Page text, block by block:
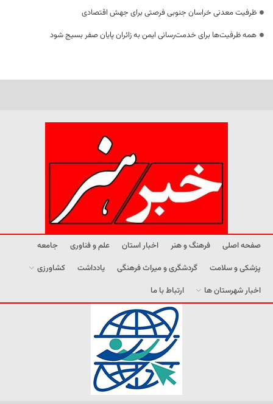
ظرفیت معدنی خراسان جنوبی فرصتی برای جهش اقتصادی
همه ظرفیت‌ها برای خدمت‌رسانی ایمن به زائران پایان صفر بسیج شود
صفحه اصلی فرهنگ و هنر اخبار استان علم و فناوری
جامعه
پزشکی و سلامت
گردشگری و میراث فرهنگی یادداشت
کشاورزی
اخبار شهرستان ها
ارتباط با ما